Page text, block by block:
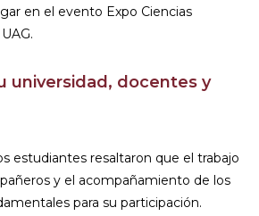
en el evento Expo Ciencias
universidad, docentes y
estudiantes resaltaron que el trabajo
y el acompañamiento de los
para su participación.